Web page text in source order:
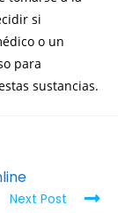
si
o un
para
sustancias.
Next Post